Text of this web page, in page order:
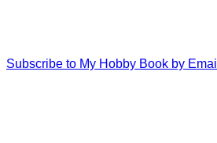
Subscribe to My Hobby Book by Email